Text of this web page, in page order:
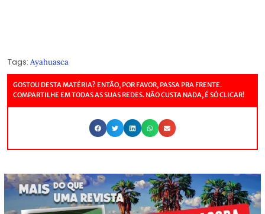
Tags: Ayahuasca
GOSTOU DESTA MATÉRIA? ENTÃO, POR FAVOR, PASSA PRA FRENTE.
COMPARTILHE EM TODAS AS SUAS REDES. NÃO CUSTA NADA, É SÓ CLICAR!